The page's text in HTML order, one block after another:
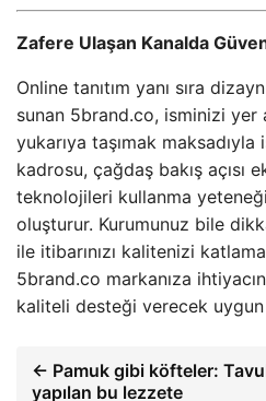
Zafere Ulaşan Kanalda
Online tanıtım yanı sıra
sunan 5brand.co, isminizi yer
yukarıya taşımak
kadrosu, çağdaş bakış açısı
teknolojileri kullanma
oluşturur. Kurumunuz bile
ile itibarınızı kalitenizi
5brand.co markanıza
kaliteli desteği verecek
← Pamuk gibi köfteler:
yapılan bu lezzete